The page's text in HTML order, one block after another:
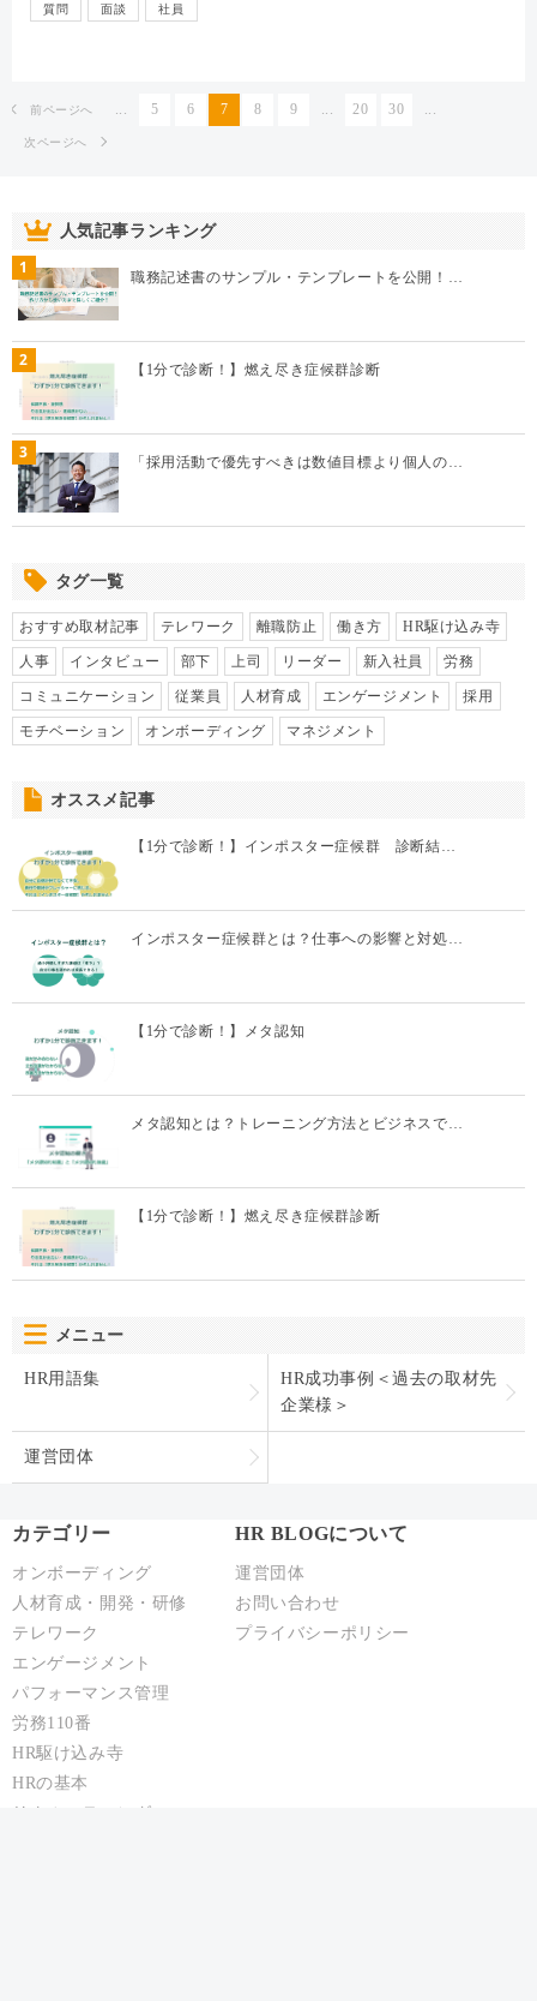
質問 面談 社員
前ページへ 5 6 7 8 9 20 30
次ページへ
人気記事ランキング
1 職務記述書のサンプル・テンプレートを公開！…
2 【1分で診断！】燃え尽き症候群診断
3 「採用活動で優先すべきは数値目標より個人の…
タグ一覧
おすすめ取材記事 テレワーク 離職防止 働き方 HR駆け込み寺
人事 インタビュー 部下 上司 リーダー 新入社員 労務
コミュニケーション 従業員 人材育成 エンゲージメント 採用
モチベーション オンボーディング マネジメント
オススメ記事
【1分で診断！】インポスター症候群 診断結…
インポスター症候群とは？仕事への影響と対処…
【1分で診断！】メタ認知
メタ認知とは？トレーニング方法とビジネスで…
【1分で診断！】燃え尽き症候群診断
メニュー
HR用語集
HR成功事例＜過去の取材先
企業様＞
運営団体
カテゴリー
オンボーディング
人材育成・開発・研修
テレワーク
エンゲージメント
パフォーマンス管理
労務110番
HR駆け込み寺
HRの基本
リクルーティング
HR BLOGについて
運営団体
お問い合わせ
プライバシーポリシー